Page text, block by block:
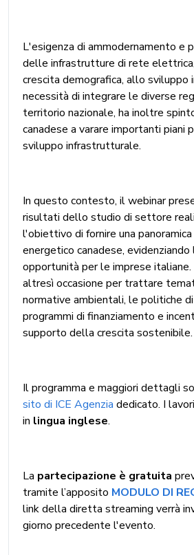
L'esigenza di ammodernamento e
delle infrastrutture di rete
crescita demografica, allo sviluppo
necessità di integrare le diverse
territorio nazionale, ha inoltre
canadese a varare importanti piani
sviluppo infrastrutturale.
In questo contesto, il webinar
risultati dello studio di settore
l'obiettivo di fornire una
energetico canadese,
opportunità per le imprese italiane.
altresì occasione per trattare
normative ambientali, le politiche
programmi di finanziamento e
supporto della crescita sostenibile.
Il programma e maggiori dettagli
sito di ICE Agenzia dedicato. I
in lingua inglese.
La partecipazione è gratuita
tramite l’apposito MODULO DI
link della diretta streaming verrà
giorno precedente l'evento.